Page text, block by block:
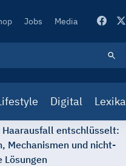
Jobs Media
Digital Lexika
Haarausfall entschlüsselt:
Mechanismen und nicht-
Lösungen